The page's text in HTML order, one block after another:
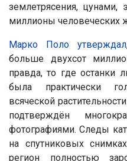
землетрясения,
миллионы человеческих
Марко Поло утверждал
больше двухсот
правда, то где останки
была практически
всяческой
подтверждён
фотографиями. Следы
на спутниковых
регион полностью